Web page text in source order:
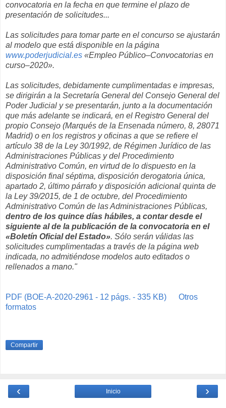
convocatoria en la fecha en que termine el plazo de
presentación de solicitudes...
Las solicitudes para tomar parte en el concurso se ajustarán
al modelo que está disponible en la página
www.poderjudicial.es «Empleo Público–Convocatorias en
curso–2020».
Las solicitudes, debidamente cumplimentadas e impresas,
se dirigirán a la Secretaría General del Consejo General del
Poder Judicial y se presentarán, junto a la documentación
que más adelante se indicará, en el Registro General del
propio Consejo (Marqués de la Ensenada número, 8, 28071
Madrid) o en los registros y oficinas a que se refiere el
artículo 38 de la Ley 30/1992, de Régimen Jurídico de las
Administraciones Públicas y del Procedimiento
Administrativo Común, en virtud de lo dispuesto en la
disposición final séptima, disposición derogatoria única,
apartado 2, último párrafo y disposición adicional quinta de
la Ley 39/2015, de 1 de octubre, del Procedimiento
Administrativo Común de las Administraciones Públicas,
dentro de los quince días hábiles, a contar desde el
siguiente al de la publicación de la convocatoria en el
«Boletín Oficial del Estado». Sólo serán válidas las
solicitudes cumplimentadas a través de la página web
indicada, no admitiéndose modelos auto editados o
rellenados a mano."
PDF (BOE-A-2020-2961 - 12 págs. - 335 KB)
Otros
formatos
Compartir
‹ ›
Inicio